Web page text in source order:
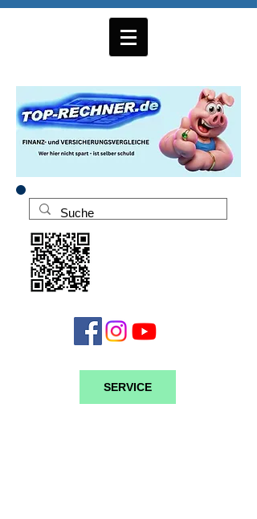
SERVICE